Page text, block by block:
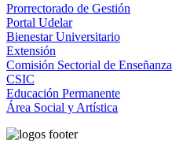
Prorrectorado de Gestión
Portal Udelar
Bienestar Universitario
Extensión
Comisión Sectorial de Enseñanza
CSIC
Educación Permanente
Área Social y Artística